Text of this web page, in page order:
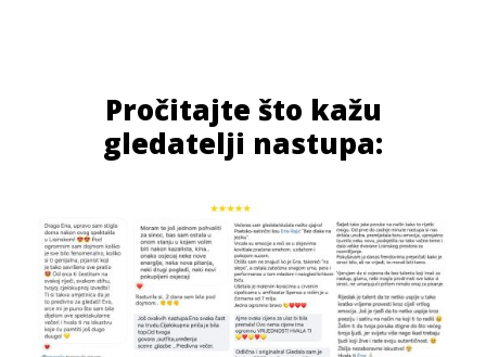
Pročitajte što kažu
gledatelji nastupa: